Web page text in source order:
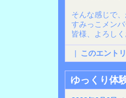
そんな感じで
すみっこメン
皆様、よろし
| このエント
ゆっくり体